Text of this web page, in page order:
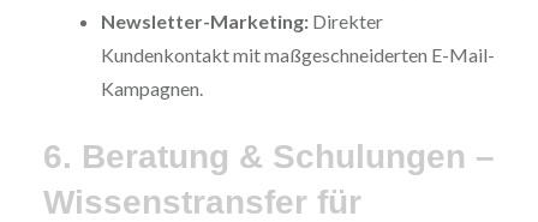
Newsletter-Marketing:Direkter
Kundenkontakt mit maßgeschneiderten E-Mail-
Kampagnen.
6. Beratung & Schulungen –
Wissenstransfer für